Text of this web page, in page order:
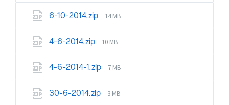
6-10-2014.zip 14 MB
4-6-2014.zip 10 MB
4-6-2014-1.zip 7 MB
30-6-2014.zip 3 MB